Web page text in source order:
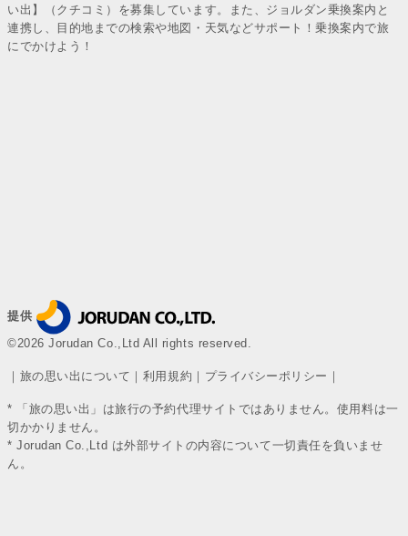
い出】（クチコミ）を募集しています。また、ジョルダン乗換案内と
連携し、目的地までの検索や地図・天気などサポート！乗換案内で旅
にでかけよう！
提供
©2026 Jorudan Co.,Ltd All rights reserved.
｜ 旅の思い出について ｜ 利用規約 ｜ プライバシーポリシー ｜
* 「旅の思い出」は旅行の予約代理サイトではありません。使用料は一
切かかりません。
* Jorudan Co.,Ltd は外部サイトの内容について一切責任を負いませ
ん。